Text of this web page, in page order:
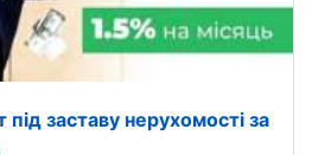
заставу нерухомості за